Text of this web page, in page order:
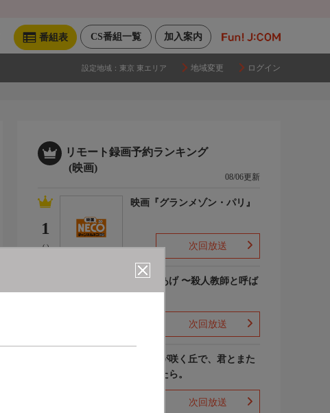
加入案内
CS番組一覧
番組表
設定地域： 東京 東エリア 地域変更 ログイン
リモート録画予約ランキング
(映画)
08/06更新
1
(-)
映画『グランメゾン・パリ』
次回放送
でっちあげ 〜殺人教師と呼ば
次回放送
あの花が咲く丘で、君とまた
出会えたら。
次回放送